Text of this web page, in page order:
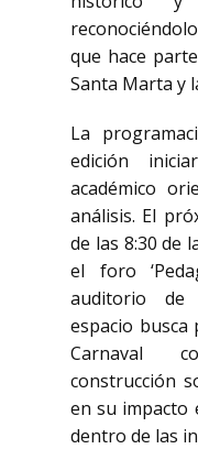
que hace
Santa Marta y
La
edición
académico
análisis. El
de las 8:30 de
el foro
auditorio de
espacio
Carnaval
construcción
en su impacto
dentro de las